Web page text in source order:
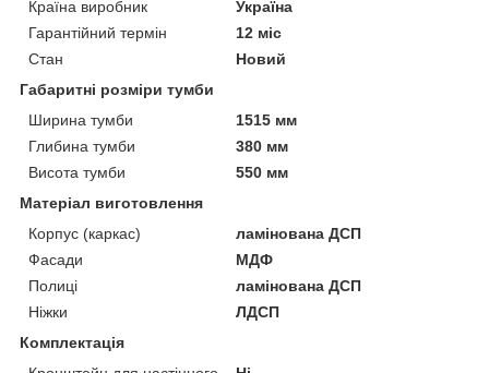
Країна виробник
Україна
Гарантійний термін
12 міс
Стан
Новий
Габаритні розміри тумби
Ширина тумби
1515 мм
Глибина тумби
380 мм
Висота тумби
550 мм
Матеріал виготовлення
Корпус (каркас)
ламінована ДСП
Фасади
МДФ
Полиці
ламінована ДСП
Ніжки
ЛДСП
Комплектація